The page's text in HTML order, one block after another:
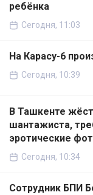
ребёнка
Сегодня, 11:03
На Карасу-6
Сегодня, 10:39
В Ташкенте
шантажиста,
эротические
Сегодня, 10:34
Сотрудник БПИ